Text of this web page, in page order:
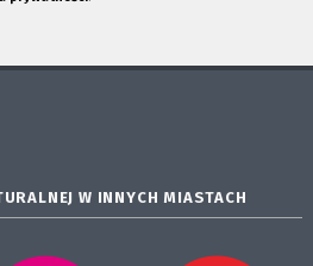
W INNYCH MIASTACH